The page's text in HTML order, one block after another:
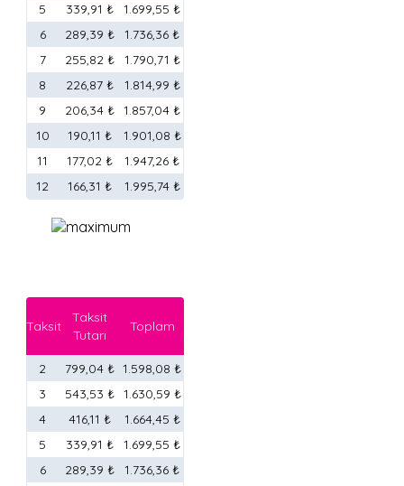
5
339,91 ₺
1.699,55 ₺
6
289,39 ₺
1.736,36 ₺
7
255,82 ₺
1.790,71 ₺
8
226,87 ₺
1.814,99 ₺
9
206,34 ₺ 1.857,04 ₺
10
190,11 ₺
1.901,08 ₺
11
177,02 ₺
1.947,26 ₺
12
166,31 ₺ 1.995,74 ₺
Taksit
Taksit
Tutarı
Toplam
2 799,04 ₺ 1.598,08 ₺
3
543,53 ₺ 1.630,59 ₺
4
416,11 ₺
1.664,45 ₺
5
339,91 ₺
1.699,55 ₺
6
289,39 ₺
1.736,36 ₺